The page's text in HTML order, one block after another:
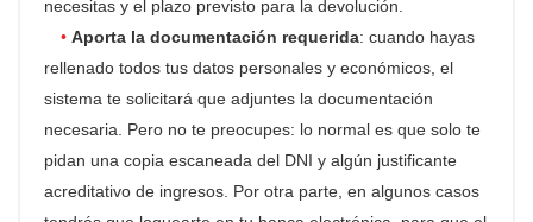
necesitas y el plazo previsto para la devolución.
Aporta la documentación requerida: cuando hayas
rellenado todos tus datos personales y económicos, el
sistema te solicitará que adjuntes la documentación
necesaria. Pero no te preocupes: lo normal es que solo te
pidan una copia escaneada del DNI y algún justificante
acreditativo de ingresos. Por otra parte, en algunos casos